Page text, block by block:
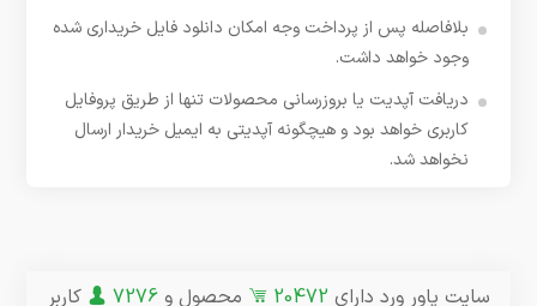
بلافاصله پس از پرداخت وجه امکان دانلود فایل خریداری شده
وجود خواهد داشت.
دریافت آپدیت یا بروزرسانی محصولات تنها از طریق پروفایل
کاربری خواهد بود و هیچگونه آپدیتی به ایمیل خریدار ارسال
نخواهد شد.
سایت پاور ورد دارای 20472 محصول و7276
کاربر